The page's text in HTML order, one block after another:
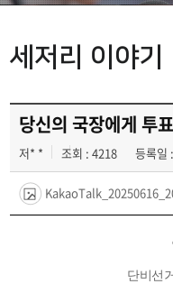
세저리 이야기
당신의 국장에게 투
저* * 조회 : 4218 등록일
단비선